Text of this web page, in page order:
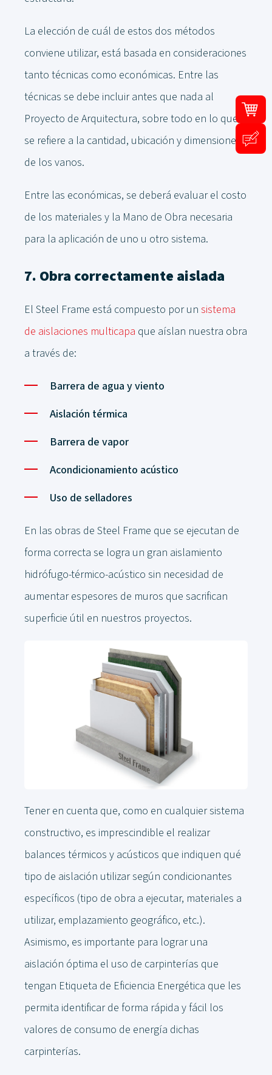
La elección de cuál de estos dos métodos
conviene utilizar, está basada en consideraciones
tanto técnicas como económicas. Entre las
técnicas se debe incluir antes que nada al
Proyecto de Arquitectura, sobre todo en lo que
se refiere a la cantidad, ubicación y dimensiones
de los vanos.
Entre las económicas, se deberá evaluar el costo
de los materiales y la Mano de Obra necesaria
para la aplicación de uno u otro sistema.
7. Obra correctamente aislada
El Steel Frame está compuesto por un sistema
de aislaciones multicapa que aíslan nuestra obra
a través de:
Barrera de agua y viento
Aislación térmica
Barrera de vapor
Acondicionamiento acústico
Uso de selladores
En las obras de Steel Frame que se ejecutan de
forma correcta se logra un gran aislamiento
hidrófugo-térmico-acústico sin necesidad de
aumentar espesores de muros que sacrifican
superficie útil en nuestros proyectos.
Tener en cuenta que, como en cualquier sistema
constructivo, es imprescindible el realizar
balances térmicos y acústicos que indiquen qué
tipo de aislación utilizar según condicionantes
específicos (tipo de obra a ejecutar, materiales a
utilizar, emplazamiento geográfico, etc.).
Asimismo, es importante para lograr una
aislación óptima el uso de carpinterías que
tengan Etiqueta de Eficiencia Energética que les
permita identificar de forma rápida y fácil los
valores de consumo de energía dichas
carpinterías.